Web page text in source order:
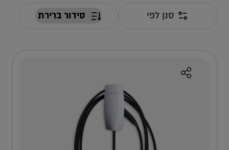
סנן לפי